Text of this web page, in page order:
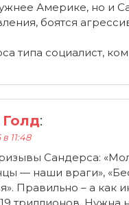
Америке, но и
боятся
типа социалист,
:
в 11:48
Сандерса:
— наши враги»,
Правильно – а как